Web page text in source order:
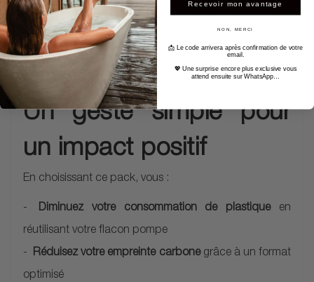
rituel bien-être, sans compromis sur la qualité.
Un geste simple pour
un impact positif
En choisissant ce pack, vous :
Diminuez votre consommation de plastiqueen
réutilisant votre flacon pompe
Réduisez votre empreinte carbonegrâce à un format
optimisé
Recevoir mon avantage
NON, MERCI
📩 Le code arrivera après confirmation de votre
email.
💖 Une surprise encore plus exclusive vous
attend ensuite sur WhatsApp…